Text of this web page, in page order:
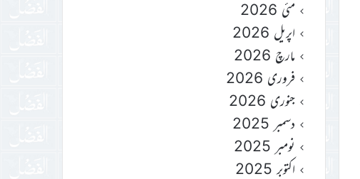
مئی 2026
اپریل 2026
مارچ 2026
فروری 2026
جنوری 2026
دسمبر 2025
نومبر 2025
اکتوبر 2025